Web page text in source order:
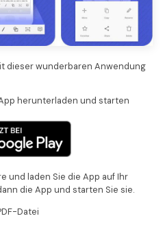
dieser wunderbaren Anwendung
herunterladen und starten
und laden Sie die App auf Ihr
die App und starten Sie sie.
Datei